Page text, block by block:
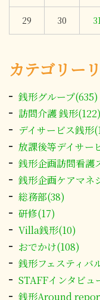
29 30
カテゴリー
銭形グループ(635)
訪問介護 銭形(122)
デイサービス銭形
放課後等デイサー
銭形企画訪問看護
銭形企画ケアマネ
総務部(38)
研修(17)
Villa銭形(10)
おでかけ(108)
銭形フェスティバ
STAFFインタビュ
銭形Around